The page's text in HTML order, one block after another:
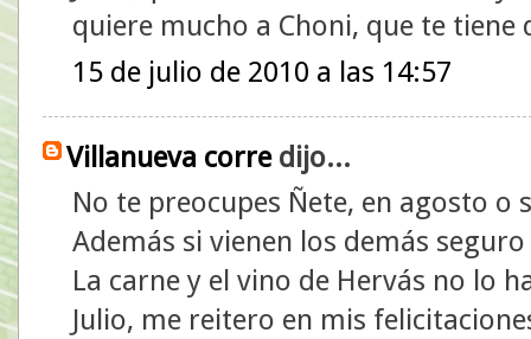
quiere mucho a Choni, que te
15 de julio de 2010 a las 14:57
Villanueva corredijo...
No te preocupes Ñete, en agosto
Además si vienen los demás
La carne y el vino de Hervás no lo
Julio, me reitero en mis